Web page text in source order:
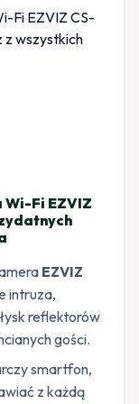
Fi EZVIZ
EZVIZ
intruza,
reflektorów
gości.
smartfon,
z każdą